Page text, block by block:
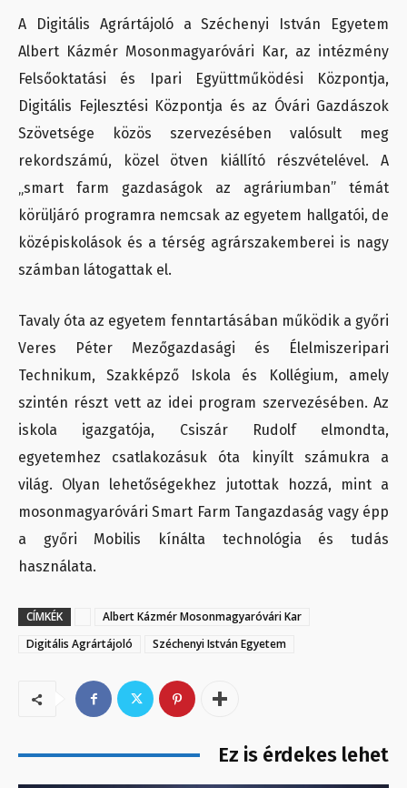
A Digitális Agrártájoló a Széchenyi István Egyetem
Albert Kázmér Mosonmagyaróvári Kar, az intézmény
Felsőoktatási és Ipari Együttműködési Központja,
Digitális Fejlesztési Központja és az Óvári Gazdászok
Szövetsége közös szervezésében valósult meg
rekordszámú, közel ötven kiállító részvételével. A
„smart farm gazdaságok az agráriumban” témát
körüljáró programra nemcsak az egyetem hallgatói, de
középiskolások és a térség agrárszakemberei is nagy
számban látogattak el.
Tavaly óta az egyetem fenntartásában működik a győri
Veres Péter Mezőgazdasági és Élelmiszeripari
Technikum, Szakképző Iskola és Kollégium, amely
szintén részt vett az idei program szervezésében. Az
iskola igazgatója, Csiszár Rudolf elmondta,
egyetemhez csatlakozásuk óta kinyílt számukra a
világ. Olyan lehetőségekhez jutottak hozzá, mint a
mosonmagyaróvári Smart Farm Tangazdaság vagy épp
a győri Mobilis kínálta technológia és tudás
használata.
CÍMKÉK
Albert Kázmér Mosonmagyaróvári Kar
Digitális Agrártájoló
Széchenyi István Egyetem
Ez is érdekes lehet